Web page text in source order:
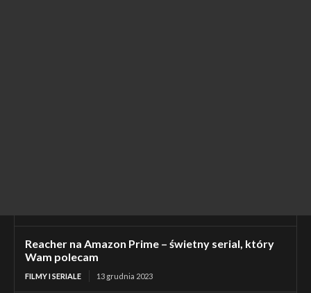
Reacher na Amazon Prime – świetny serial, który
Wam polecam
FILMY I SERIALE 13 grudnia 2023